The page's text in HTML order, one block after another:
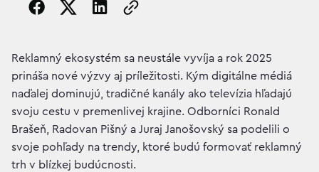
Copy the page URL to clipboard
Reklamný ekosystém sa neustále vyvíja a rok 2025
prináša nové výzvy aj príležitosti. Kým digitálne médiá
naďalej dominujú, tradičné kanály ako televízia hľadajú
svoju cestu v premenlivej krajine. Odborníci Ronald
Brašeň, Radovan Pišný a Juraj Janošovský sa podelili o
svoje pohľady na trendy, ktoré budú formovať reklamný
trh v blízkej budúcnosti.